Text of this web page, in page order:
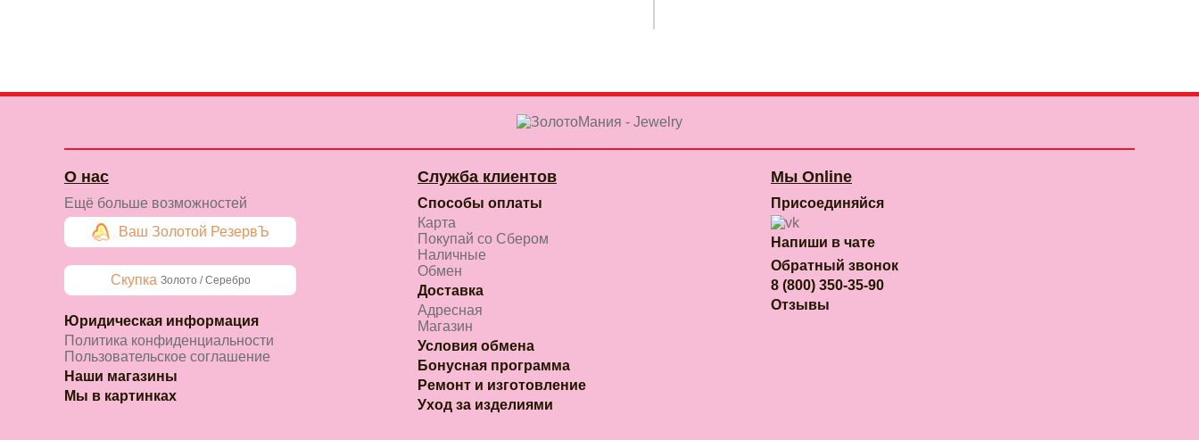
О нас
Ещё больше возможностей
Ваш Золотой РезервЪ
Скупка Золото / Серебро
Юридическая информация
Политика конфиденциальности
Пользовательское соглашение
Наши магазины
Мы в картинках
Служба клиентов
Способы оплаты
Карта
Покупай со Сбером
Наличные
Обмен
Доставка
Адресная
Магазин
Условия обмена
Бонусная программа
Ремонт и изготовление
Уход за изделиями
Мы Online
Присоединяйся
Напиши в чате
Обратный звонок
8 (800) 350-35-90
Отзывы